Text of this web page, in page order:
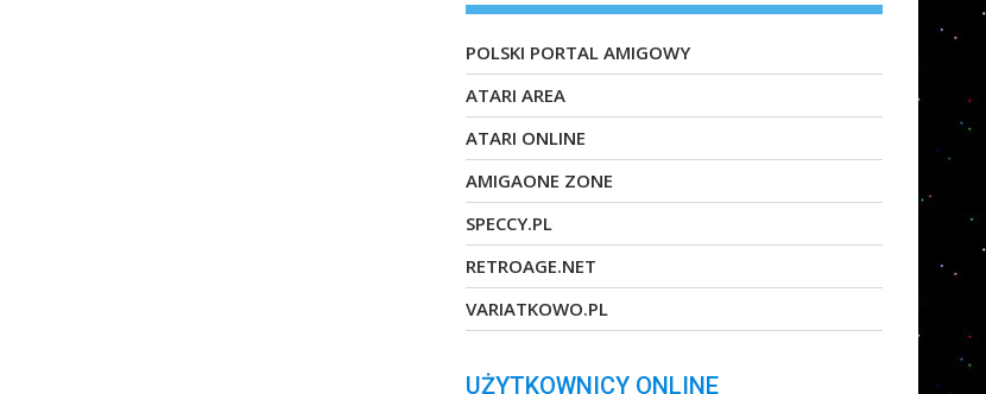
POLSKI PORTAL AMIGOWY
ATARI AREA
ATARI ONLINE
AMIGAONE ZONE
SPECCY.PL
RETROAGE.NET
VARIATKOWO.PL
UŻYTKOWNICY ONLINE